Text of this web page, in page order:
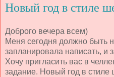
Новый год в стиле
Доброго вечера всем)
Меня сегодня должно быть
запланировала написать, и
Хочу пригласить вас в
задание. Новый год в стиле